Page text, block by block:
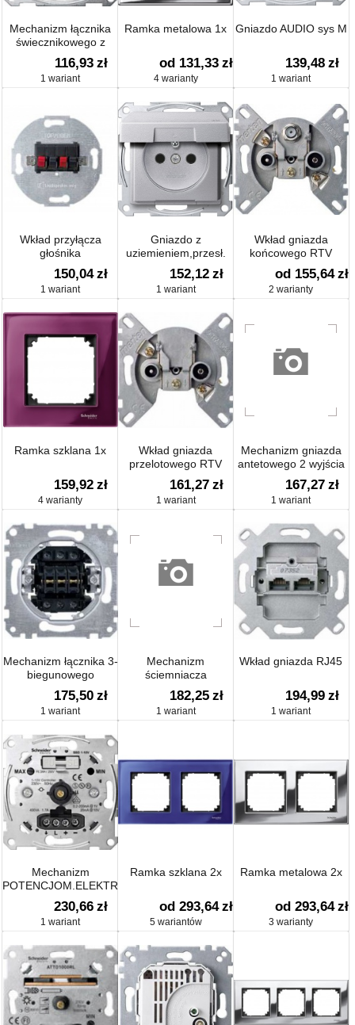
Mechanizm łącznika
świecznikowego z
podświetleniem
116,93 zł
1 wariant
Ramka metalowa 1x
od 131,33 zł
4 warianty
Gniazdo AUDIO sys M
139,48 zł
1 wariant
Wkład przyłącza
głośnika
150,04 zł
1 wariant
Gniazdo z
uziemieniem,przesł.
Z.ŚR.KL. IP44 sys M
152,12 zł
1 wariant
Wkład gniazda
końcowego RTV
od 155,64 zł
2 warianty
Ramka szklana 1x
159,92 zł
4 warianty
Wkład gniazda
przelotowego RTV
161,27 zł
1 wariant
Mechanizm gniazda
antetowego 2 wyjścia
TV/SAT
167,27 zł
1 wariant
Mechanizm łącznika 3-
biegunowego
175,50 zł
1 wariant
Mechanizm
ściemniacza
obrotowego z łącz rez.
182,25 zł
1 wariant
Wkład gniazda RJ45
194,99 zł
1 wariant
Mechanizm
POTENCJOM.ELEKTR.
1-10V
230,66 zł
1 wariant
Ramka szklana 2x
od 293,64 zł
5 wariantów
Ramka metalowa 2x
od 293,64 zł
3 warianty